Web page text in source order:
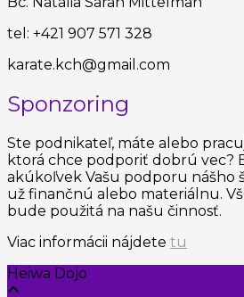
tel: +421 907 571 328
karate.kch@gmail.com
Sponzoring
Ste podnikateľ, máte alebo
ktorá chce podporiť dobrú vec?
akúkoľvek Vašu podporu nášho
už finančnú alebo materiálnu.
bude použitá na našu činnosť.
Viac informácii nájdete tu
Heiwa Dojo